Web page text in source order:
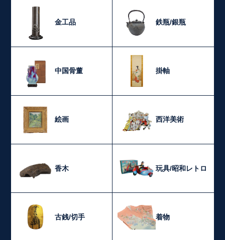
金工品 鉄瓶/銀瓶
中国骨董 掛軸
絵画 西洋美術
香木 玩具/昭和レトロ
古銭/切手 着物